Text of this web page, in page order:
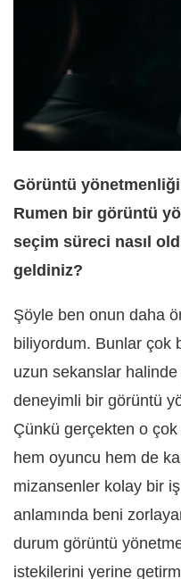
Görüntü
Rumen bir görüntü
seçim süreci nasıl
geldiniz?
Şöyle ben onun daha
biliyordum. Bunlar çok
uzun sekanslar
deneyimli bir görüntü
Çünkü gerçekten o
hem oyuncu hem de
mizansenler kolay bir
anlamında beni
durum görüntü
istekilerini yerine